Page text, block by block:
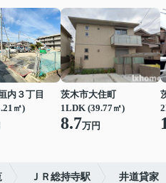
内３丁目
㎡)
茨木市大住町
1LDK (39.77㎡)
8.7万円
ＪＲ総持寺駅 井道貸家